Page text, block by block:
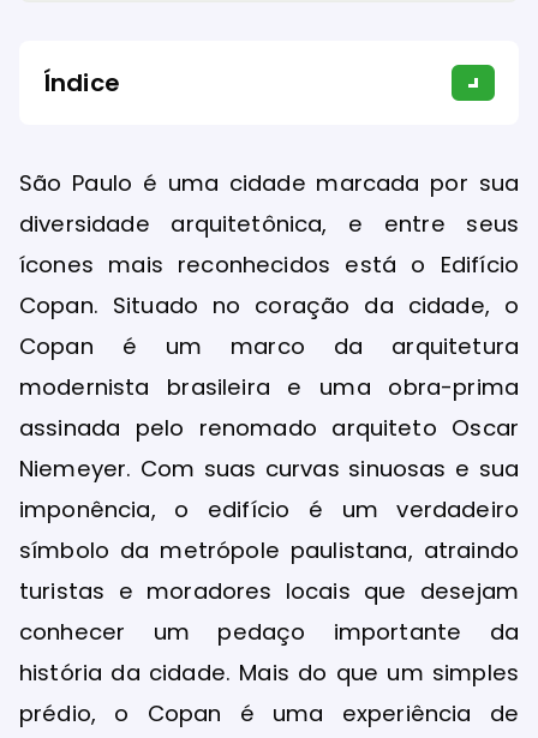
Índice
São Paulo é uma cidade marcada por sua
diversidade arquitetônica, e entre seus
ícones mais reconhecidos está o Edifício
Copan. Situado no coração da cidade, o
Copan é um marco da arquitetura
modernista brasileira e uma obra-prima
assinada pelo renomado arquiteto Oscar
Niemeyer. Com suas curvas sinuosas e sua
imponência, o edifício é um verdadeiro
símbolo da metrópole paulistana, atraindo
turistas e moradores locais que desejam
conhecer um pedaço importante da
história da cidade. Mais do que um simples
prédio, o Copan é uma experiência de